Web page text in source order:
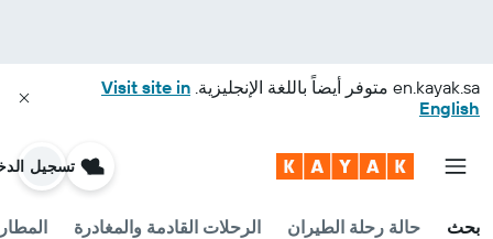
en.kayak.sa متوفر أيضاً باللغة الإنجليزية. Visit site in
English
بحث حالة رحلة الطيران الرحلات القادمة والمغادرة
تسجيل